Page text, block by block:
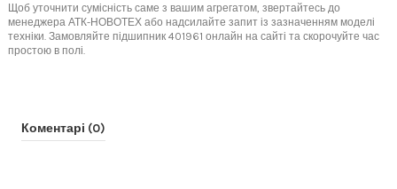
Щоб уточнити сумісність саме з вашим агрегатом, звертайтесь до
менеджера АТК-НОВОТЕХ або надсилайте запит із зазначенням моделі
техніки. Замовляйте підшипник 401961 онлайн на сайті та скорочуйте час
простою в полі.
Коментарі (0)